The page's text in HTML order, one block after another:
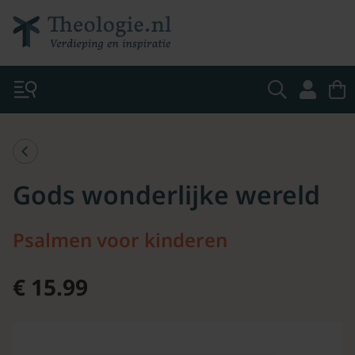
Gods wonderlijke wereld
Psalmen voor kinderen
€ 15.99